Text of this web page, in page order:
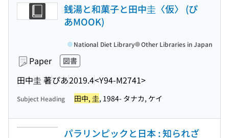
銭湯と和菓子と田中圭〈仮〉 (ぴ
あMOOK)
Paper 図書
田中圭 著ぴあ2019.4<Y94-M2741>
National Diet Library Other Libraries in Japan
Subject Heading 田中, 圭, 1984- タナカ, ケイ
パラリンピックと日本 : 知られざ